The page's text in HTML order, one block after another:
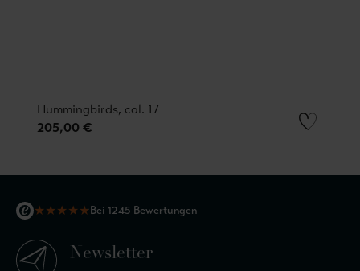
Hummingbirds, col. 17
205,00 €
★★★★★Bei 1245 Bewertungen
Newsletter